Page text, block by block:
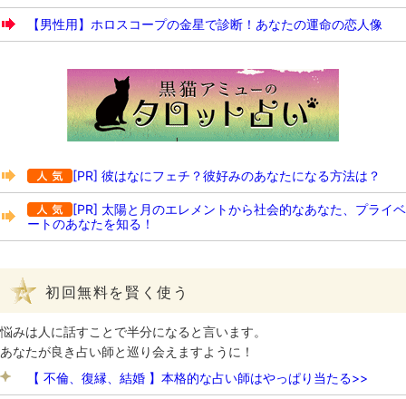
【男性用】ホロスコープの金星で診断！あなたの運命の恋人像
[PR] 彼はなにフェチ？彼好みのあなたになる方法は？
[PR] 太陽と月のエレメントから社会的なあなた、プライベ
ートのあなたを知る！
初回無料を賢く使う
悩みは人に話すことで半分になると言います。
あなたが良き占い師と巡り会えますように！
【 不倫、復縁、結婚 】本格的な占い師はやっぱり当たる>>